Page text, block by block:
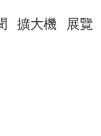
擴大機 展覽